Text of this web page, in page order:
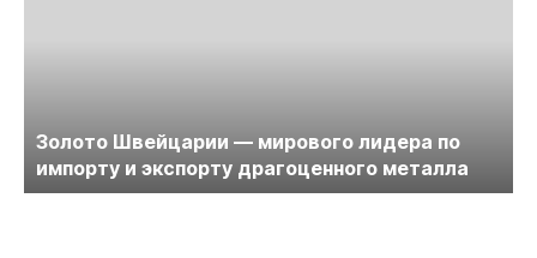
Золото Швейцарии — мирового лидера по
импорту и экспорту драгоценного металла